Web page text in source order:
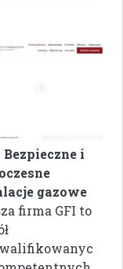
Bezpieczne i
gazowe
firma GFI to